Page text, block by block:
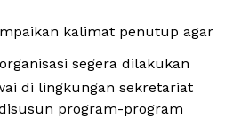
kalimat penutup agar
organisasi segera dilakukan
di lingkungan sekretariat
program-program